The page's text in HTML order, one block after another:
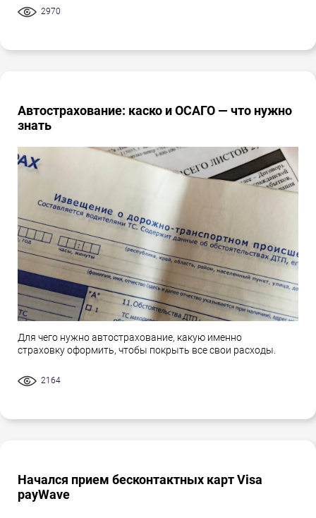
2970
Автострахование: каско и ОСАГО — что нужно
знать
Для чего нужно автострахование, какую именно
страховку оформить, чтобы покрыть все свои расходы.
2164
Начался прием бесконтактных карт Visa
payWave